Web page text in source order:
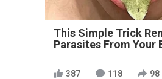
This Simple Trick
Parasites From Your
387 118 98